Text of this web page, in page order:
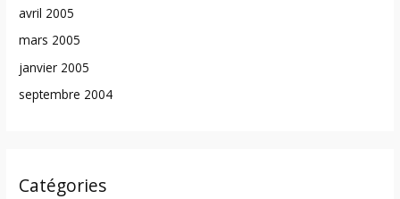
avril 2005
mars 2005
janvier 2005
septembre 2004
Catégories